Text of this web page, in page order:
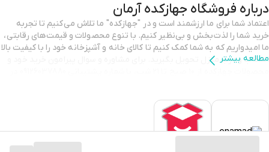
درباره فروشگاه جهازکده آرمان
اعتماد شما برای ما ارزشمند است و در "جهازکده" ما تلاش می‌کنیم تا تجربه
خرید شما را لذت‌بخش و بی‌نظیر کنیم. با تنوع محصولات و قیمت‌های رقابتی،
ما امیدواریم که به شما کمک کنیم تا کالای خانه و آشپزخانه خود را با کیفیت بالا
مطالعه بیشتر